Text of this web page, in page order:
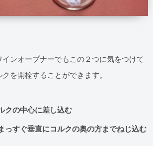
ンオープナーでもこの２つに気をつけて
を開栓することができます。
クの中心に差し込む
っすぐ垂直にコルクの奥の方までねじ込む